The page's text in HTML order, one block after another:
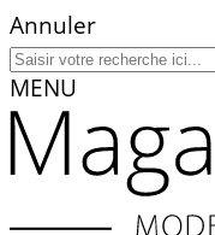
Annuler
MENU